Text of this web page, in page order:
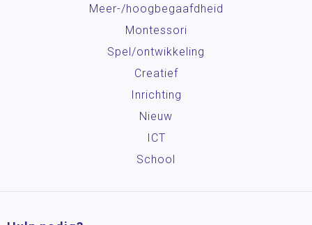
Meer-/hoog­begaafdheid
Montessori
Spel/ontwikkeling
Creatief
Inrichting
Nieuw
ICT
School